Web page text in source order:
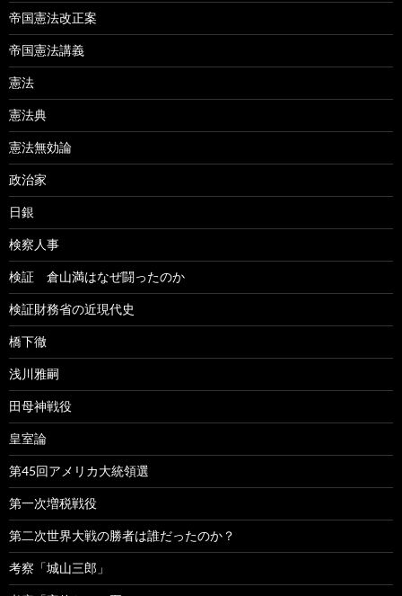
帝国憲法改正案
帝国憲法講義
憲法
憲法典
憲法無効論
政治家
日銀
検察人事
検証 倉山満はなぜ闘ったのか
検証財務省の近現代史
橋下徹
浅川雅嗣
田母神戦役
皇室論
第45回アメリカ大統領選
第一次増税戦役
第二次世界大戦の勝者は誰だったのか？
考察「城山三郎」